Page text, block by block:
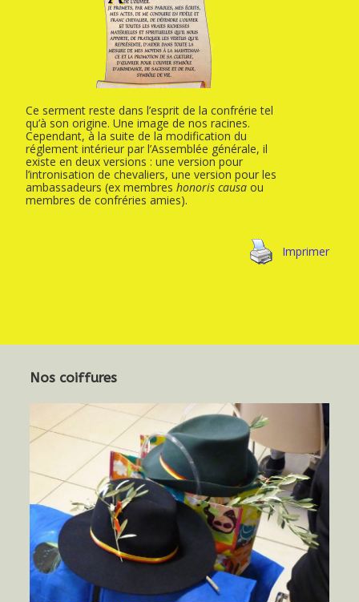
Ce serment reste dans l’esprit de la confrérie tel
qu’à son origine. Une image de nos racines.
Cependant, à la suite de la modification du
réglement intérieur par l’Assemblée générale, il
existe en deux versions : une version pour
l’intronisation de chevaliers, une version pour les
ambassadeurs (ex membreshonoris causa ou
membres de confréries amies).
Imprimer
Nos coiffures